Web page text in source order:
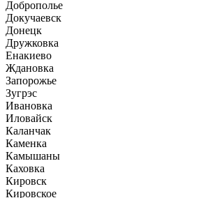
Доброполье
Докучаевск
Донецк
Дружковка
Енакиево
Ждановка
Запорожье
Зугрэс
Ивановка
Иловайск
Каланчак
Каменка
Камышаны
Каховка
Кировск
Кировское